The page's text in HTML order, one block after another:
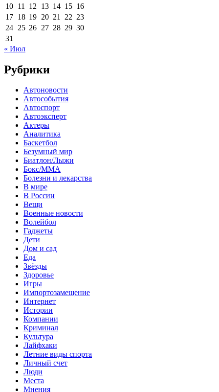
10 11 12 13 14 15 16
17 18 19 20 21 22 23
24 25 26 27 28 29 30
31
« Июл
Рубрики
Автоновости
Автособытия
Автоспорт
Автоэксперт
Актеры
Аналитика
Баскетбол
Безумный мир
Биатлон/Лыжи
Бокс/MMA
Болезни и лекарства
В мире
В России
Вещи
Военные новости
Волейбол
Гаджеты
Дети
Дом и сад
Еда
Звёзды
Здоровье
Игры
Импортозамещение
Интернет
Истории
Компании
Криминал
Культура
Лайфхаки
Летние виды спорта
Личный счет
Люди
Места
Мнения